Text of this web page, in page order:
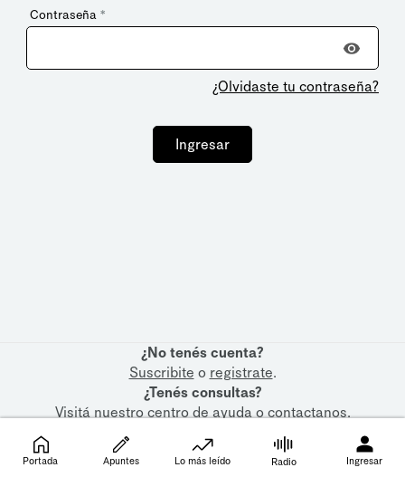
Contraseña *
¿Olvidaste tu contraseña?
Ingresar
¿No tenés cuenta?
Suscribite o registrate.
¿Tenés consultas?
Visitá nuestrocentro de ayudaocontactanos.
Portada Apuntes Lo más leído Radio Ingresar